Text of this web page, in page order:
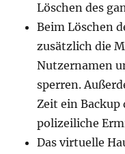
Löschen des
Beim Löschen
zusätzlich die
Nutzernamen
sperren.
Zeit ein
polizeiliche
Das virtuelle